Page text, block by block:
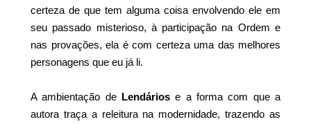
certeza de que tem alguma coisa envolvendo ele em
seu passado misterioso, à participação na Ordem e
nas provações, ela é com certeza uma das melhores
personagens que eu já li.
A ambientação deLendáriose a forma com que a
autora traça a releitura na modernidade, trazendo as